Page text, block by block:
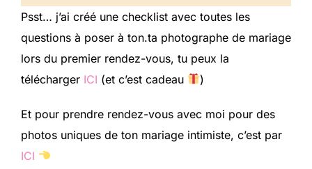
Psst… j’ai créé une checklist avec toutes les
questions à poser à ton.ta photographe de mariage
lors du premier rendez-vous, tu peux la
télécharger ICI (et c’est cadeau )
Et pour prendre rendez-vous avec moi pour des
photos uniques de ton mariage intimiste, c’est par
ICI